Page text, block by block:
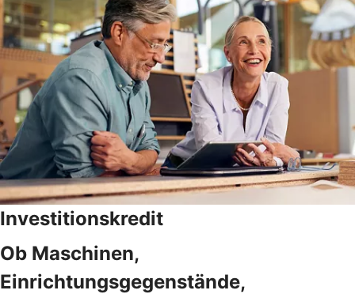
Investitionskredit
Ob Maschinen,
Einrichtungsgegenstände,